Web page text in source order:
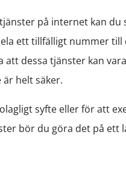
på internet kan du
ett tillfälligt nummer
dessa tjänster kan
helt säker.
syfte eller för att
bör du göra det på ett